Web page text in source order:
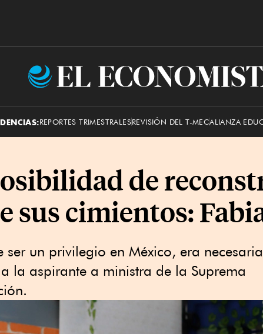
El
REPORTES TRIMESTRALESREVISIÓN DEL T-MECALIANZA
de
sus cimientos:
ser un privilegio en México, era necesaria
la aspirante a ministra de la Suprema